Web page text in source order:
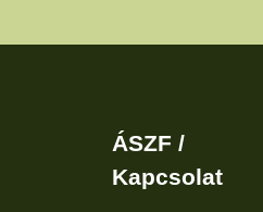
ÁSZF /
Kapcsolat